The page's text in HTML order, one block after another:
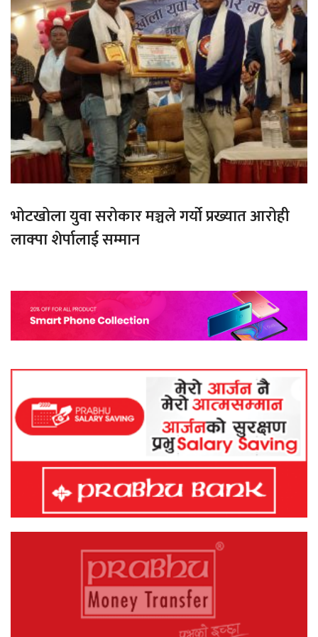
भोटखोला युवा सरोकार मञ्चले गर्यो प्रख्यात आरोही
लाक्पा शेर्पालाई सम्मान